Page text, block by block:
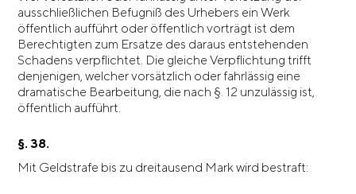
ausschließlichen Befugniß des Urhebers ein Werk
öffentlich aufführt oder öffentlich vorträgt ist dem
Berechtigten zum Ersatze des daraus entstehenden
Schadens verpflichtet. Die gleiche Verpflichtung trifft
denjenigen, welcher vorsätzlich oder fahrlässig eine
dramatische Bearbeitung, die nach §. 12 unzulässig ist,
öffentlich aufführt.
§. 38.
Mit Geldstrafe bis zu dreitausend Mark wird bestraft: